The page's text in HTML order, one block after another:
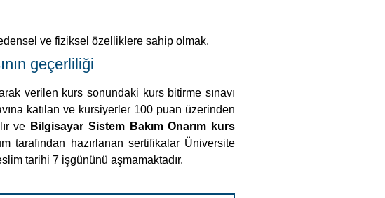
ve fiziksel özelliklere sahip olmak.
geçerliliği
verilen kurs sonundaki kurs bitirme sınavı
katılan ve kursiyerler 100 puan üzerinden
ve Bilgisayar Sistem Bakım Onarım kurs
tarafından hazırlanan sertifikalar Üniversite
tarihi 7 işgününü aşmamaktadır.